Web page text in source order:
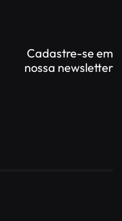
Cadastre-se em
nossa newsletter